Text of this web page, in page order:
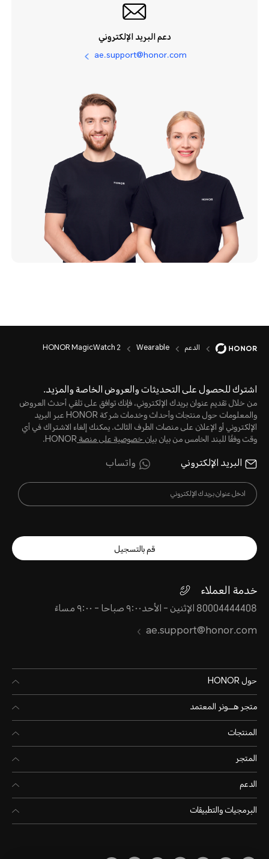
دعم البريد الإلكتروني
ae.support@honor.com
الدعم Wearable
HONOR MagicWatch 2
اشترك للحصول على التحديثات والعروض الخاصة والمزيد.
من خلال تقديم عنوان بريدك الإلكتروني، فإنك توافق على تلقي أحدث العروض
والمعلومات حول منتجات وأحداث وخدمات شركة HONOR عبر البريد
الإلكتروني أو الإعلان على منصات الطرف الثالث. يمكنك إلغاء الاشتراك في أي
وقت وفقًا للبند الخامس من بيانبيان خصوصية على منصةHONOR.
البريد الإلكتروني واتساب
قم بالتسجيل
خدمة العملاء
80004444408 الإثنين - الأحد٩:٠٠ صباحا - ٩:٠٠ مساءً
ae.support@honor.com
حول HONOR
متجر هـــونر المعتمد
المنتجات
المتجر
الدعم
البرمجيات والتطبيقات